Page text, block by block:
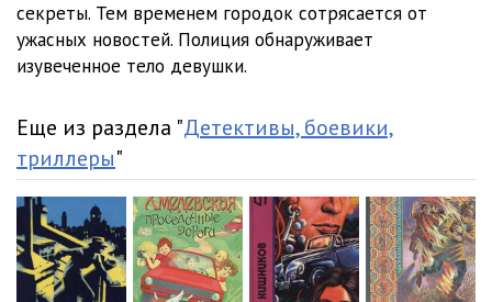
секреты. Тем временем городок сотрясается от
ужасных новостей. Полиция обнаруживает
изувеченное тело девушки.
Еще из раздела "Детективы, боевики,
триллеры"